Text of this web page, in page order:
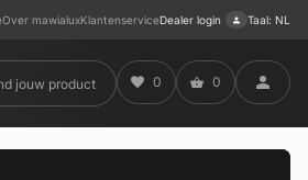
Over mawialuxKlantenserviceDealer login Taal: NL
0 0